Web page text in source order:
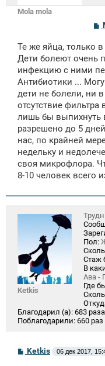
Mola mola
С
о
б
щ
н
и
е
Те же яйца, только
Дети болеют очень
инфекцию с ними
Антибиотики ...
дети не болели, ни
отсутствие фильтра
лишь бы выпихнуть
разрешено до 5
нас, по крайней
недельку и
своя микрофлора.
8-10 человек всего
Ketkis
Пол:
Стаж
В
Ава -
Где
Благодарил (а): 683 раза
Поблагодарили: 660 раз
С
о
Ketkis 06 дек 2017,